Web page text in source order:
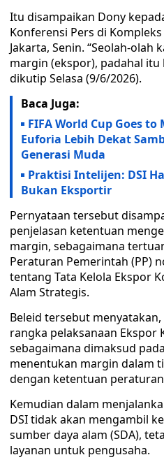
Itu disampaikan Dony
Konferensi Pers di
Jakarta, Senin. “Seolah-olah
margin (ekspor), padahal itu
dikutip Selasa (9/6/2026).
Baca Juga:
FIFA World Cup Goes to
Euforia Lebih Dekat
Generasi Muda
Praktisi Intelijen: DSI
Bukan Eksportir
Pernyataan tersebut
penjelasan ketentuan
margin, sebagaimana
Peraturan Pemerintah (PP)
tentang Tata Kelola Ekspor
Alam Strategis.
Beleid tersebut menyatakan,
rangka pelaksanaan Ekspor
sebagaimana dimaksud
menentukan margin dalam
dengan ketentuan
Kemudian dalam
DSI tidak akan mengambil
sumber daya alam (SDA),
layanan untuk pengusaha.